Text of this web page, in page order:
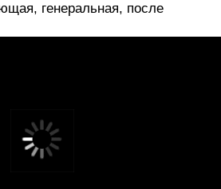
генеральная, после